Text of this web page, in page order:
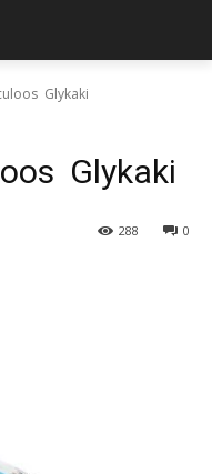
Glykaki
Glykaki
0
288